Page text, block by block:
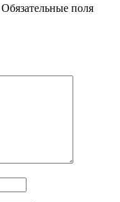
Обязательные поля